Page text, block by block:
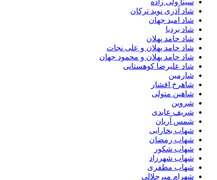
سینا ولی زاده
شاد آذری نوید ترکان
شاد امید جهان
شاد بردیا
شاد حامد پهلان
شاد حامد پهلان و علی نجات
شاد حامد پهلان و محمود جهان
شاد علیرضا کوهستانی
شارمین
شاهرخ افشار
شاهین متولی
شروین
شریف عابدی
شمس آریان
شهاب بخارایی
شهاب رمضان
شهاب شکور
شهاب شهرزاد
شهاب مظفری
شهرام میرجلالی